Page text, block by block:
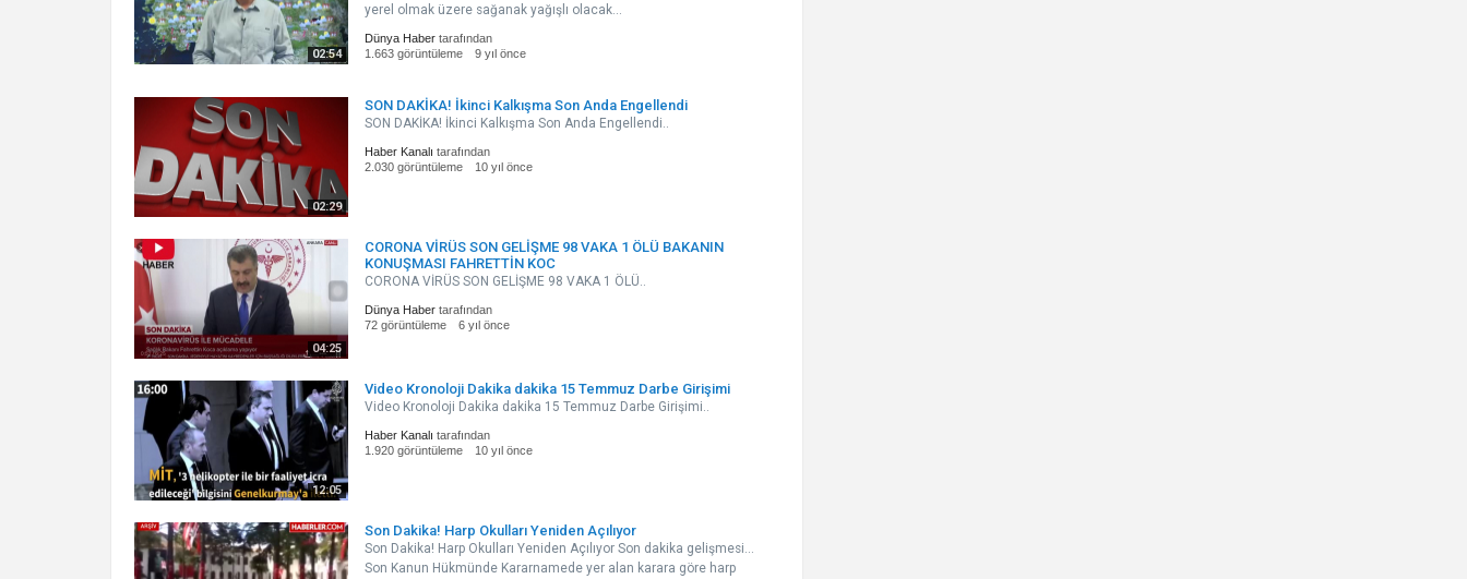
02:54
yerel olmak üzere sağanak yağışlı olacak...
Dünya Haber tarafından
1.663 görüntüleme
9 yıl önce
02:29
SON DAKİKA! İkinci Kalkışma Son Anda Engellendi
SON DAKİKA! İkinci Kalkışma Son Anda Engellendi..
Haber Kanalı tarafından
2.030 görüntüleme
10 yıl önce
04:25
CORONA VİRÜS SON GELİŞME 98 VAKA 1 ÖLÜ BAKANIN
KONUŞMASI FAHRETTİN KOC
CORONA VİRÜS SON GELİŞME 98 VAKA 1 ÖLÜ..
Dünya Haber tarafından
72 görüntüleme
6 yıl önce
12:05
Video Kronoloji Dakika dakika 15 Temmuz Darbe Girişimi
Video Kronoloji Dakika dakika 15 Temmuz Darbe Girişimi..
Haber Kanalı tarafından
1.920 görüntüleme
10 yıl önce
Son Dakika! Harp Okulları Yeniden Açılıyor
Son Dakika! Harp Okulları Yeniden Açılıyor Son dakika gelişmesi...
Son Kanun Hükmünde Kararnamede yer alan karara göre harp